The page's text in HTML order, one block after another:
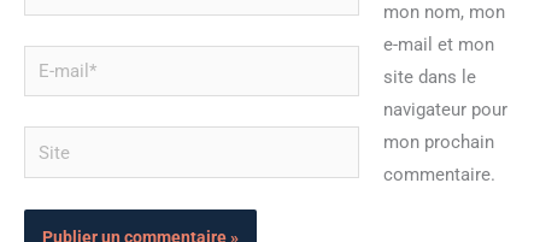
mail*
Site
mon nom, mon
e-mail et mon
site dans le
navigateur pour
mon prochain
commentaire.